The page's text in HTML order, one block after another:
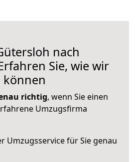
nach
Sie, wie wir
richtig, wenn Sie einen
Umzugsfirma
Umzugsservice für Sie genau